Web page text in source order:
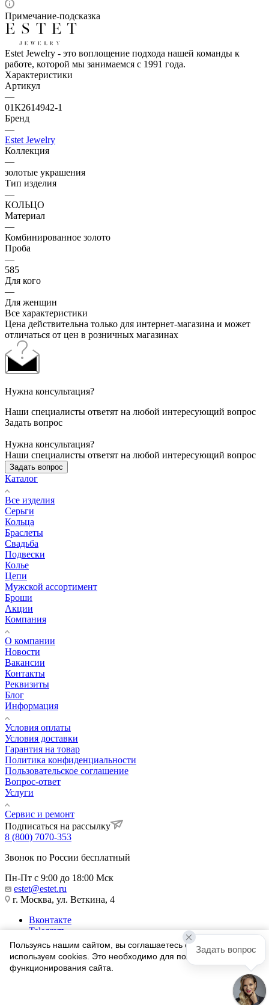
Примечание-подсказка
Estet Jewelry - это воплощение подхода нашей команды к
работе, которой мы занимаемся с 1991 года.
Характеристики
Артикул
—
01К2614942-1
Бренд
—
Estet Jewelry
Коллекция
—
золотые украшения
Тип изделия
—
КОЛЬЦО
Материал
—
Комбинированное золото
Проба
—
585
Для кого
—
Для женщин
Все характеристики
Цена действительна только для интернет-магазина и может
отличаться от цен в розничных магазинах
Нужна консультация?
Наши специалисты ответят на любой интересующий вопрос
Задать вопрос
Нужна консультация?
Наши специалисты ответят на любой интересующий вопрос
Задать вопрос
Каталог
Все изделия
Серьги
Кольца
Браслеты
Свадьба
Подвески
Колье
Цепи
Мужской ассортимент
Броши
Акции
Компания
О компании
Новости
Вакансии
Контакты
Реквизиты
Блог
Информация
Условия оплаты
Условия доставки
Гарантия на товар
Политика конфиденциальности
Пользовательское соглашение
Вопрос-ответ
Услуги
Сервис и ремонт
Подписаться на рассылку
8 (800) 7070-353
Звонок по России бесплатный
Пн-Пт с 9:00 до 18:00 Мск
estet@estet.ru
г. Москва, ул. Веткина, 4
Вконтакте
Telegram
Одноклассники
WhatsApp
1991-2026 © Ювелирный Дом ЭСТЕТ
Пользуясь нашим сайтом, вы соглашаетесь с тем, что мы
используем cookies. Это необходимо для полноценного
функционирования сайта.
Задать вопрос